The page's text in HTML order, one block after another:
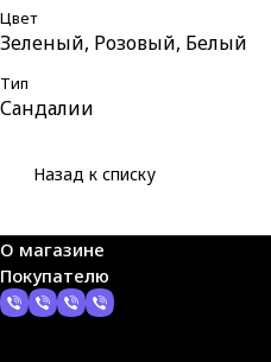
Цвет
Зеленый, Розовый, Белый
Тип
Сандалии
Назад к списку
О магазине
Покупателю